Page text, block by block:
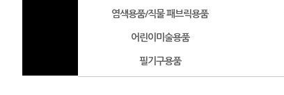
염색용품/직물 패브릭용품
어린이미술용품
필기구용품